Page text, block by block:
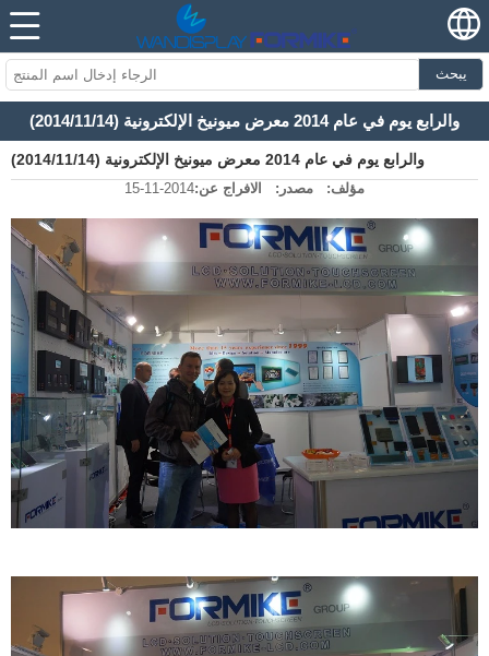
يبحث
والرابع يوم في عام 2014 معرض ميونيخ الإلكترونية (2014/11/14)
والرابع يوم في عام 2014 معرض ميونيخ الإلكترونية (2014/11/14)
مؤلف: مصدر: الافراج عن:2014-11-15